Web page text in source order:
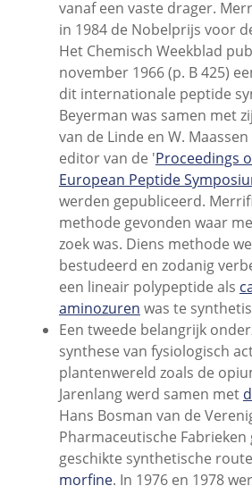
vanaf een vaste drager.
in 1984 de Nobelprijs voor
Het Chemisch Weekblad
november 1966 (p. B 425)
dit internationale peptide
Beyerman was samen met
van de Linde en W.
editor van de 'Proceedings
European Peptide
werden gepubliceerd.
methode gevonden waar
zoek was. Diens methode
bestudeerd en zodanig
een lineair polypeptide als
aminozuren was te
Een tweede belangrijk
synthese van fysiologisch
plantenwereld zoals de
Jarenlang werd samen met
Hans Bosman van de
Pharmaceutische Fabrieken
geschikte synthetische
morfine. In 1976 en 1978